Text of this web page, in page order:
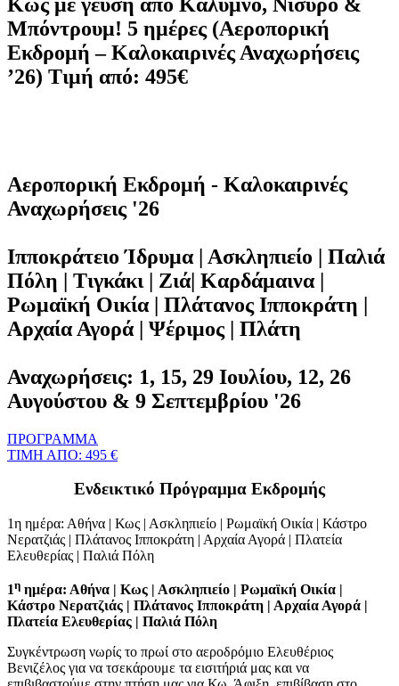
Μπόντρουμ! 5 ημέρες (Αεροπορική
Εκδρομή – Καλοκαιρινές Αναχωρήσεις
’26) Τιμή από: 495€
Αεροπορική Εκδρομή - Καλοκαιρινές
Αναχωρήσεις '26
Ιπποκράτειο Ίδρυμα | Ασκληπιείο | Παλιά
Πόλη | Τιγκάκι | Ζιά| Καρδάμαινα |
Ρωμαϊκή Οικία | Πλάτανος Ιπποκράτη |
Αρχαία Αγορά | Ψέριμος | Πλάτη
Αναχωρήσεις: 1, 15, 29 Ιουλίου, 12, 26
Αυγούστου & 9 Σεπτεμβρίου '26
ΠΡΟΓΡΑΜΜΑ
ΤΙΜΗ ΑΠΟ: 495 €
Ενδεικτικό Πρόγραμμα Εκδρομής
1η ημέρα: Αθήνα | Κως | Ασκληπιείο | Ρωμαϊκή Οικία | Κάστρο
Νερατζιάς | Πλάτανος Ιπποκράτη | Αρχαία Αγορά | Πλατεία
Ελευθερίας | Παλιά Πόλη
1η ημέρα: Αθήνα | Κως | Ασκληπιείο | Ρωμαϊκή Οικία |
Κάστρο Νερατζιάς | Πλάτανος Ιπποκράτη | Αρχαία Αγορά |
Πλατεία Ελευθερίας | Παλιά Πόλη
Συγκέντρωση νωρίς το πρωί στο αεροδρόμιο Ελευθέριος
Βενιζέλος για να τσεκάρουμε τα εισιτήριά μας και να